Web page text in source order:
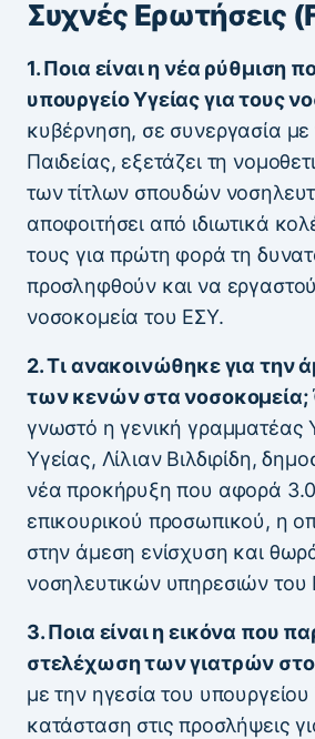
Συχνές Ερωτήσεις
1. Ποια είναι η νέα ρύθμιση
υπουργείο Υγείας για τους
κυβέρνηση, σε συνεργασία με
Παιδείας, εξετάζει τη
των τίτλων σπουδών
αποφοιτήσει από ιδιωτικά
τους για πρώτη φορά τη
προσληφθούν και να
νοσοκομεία του ΕΣΥ.
2. Τι ανακοινώθηκε για την
των κενών στα νοσοκομεία;
γνωστό η γενική γραμματέας
Υγείας, Λίλιαν Βιλδιρίδη,
νέα προκήρυξη που αφορά
επικουρικού προσωπικού, η
στην άμεση ενίσχυση και
νοσηλευτικών υπηρεσιών του
3. Ποια είναι η εικόνα που
στελέχωση των γιατρών
με την ηγεσία του υπουργείου
κατάσταση στις προσλήψεις